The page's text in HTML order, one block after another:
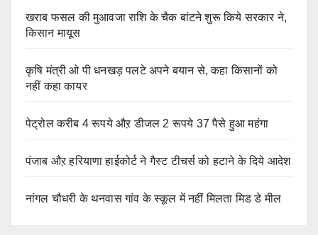
खराब फसल की मुआवजा राशि के चैक बांटने शुरू किये सरकार ने,
किसान मायूस
कृषि मंत्री ओ पी धनखड़ पलटे अपने बयान से, कहा किसानों को
नहीं कहा कायर
पेट्रोल करीब 4 रूपये औऱ डीजल 2 रूपये 37 पैसे हुआ महंगा
पंजाब औऱ हरियाणा हाईकोर्ट ने गैस्ट टीचर्स को हटाने के दिये आदेश
नांगल चौधरी के थनवास गांव के स्कूल में नहीं मिलता मिड डे मील